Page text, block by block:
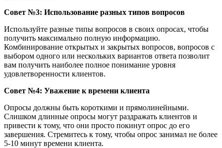
Совет №3: Использование разных типов вопросов
Используйте разные типы вопросов в своих опросах, чтобы
получить максимально полную информацию.
Комбинирование открытых и закрытых вопросов, вопросов с
выбором одного или нескольких вариантов ответа позволит
вам получить наиболее полное понимание уровня
удовлетворенности клиентов.
Совет №4: Уважение к времени клиента
Опросы должны быть короткими и прямолинейными.
Слишком длинные опросы могут раздражать клиентов и
привести к тому, что они просто покинут опрос до его
завершения. Стремитесь к тому, чтобы опрос занимал не более
5-10 минут времени клиента.